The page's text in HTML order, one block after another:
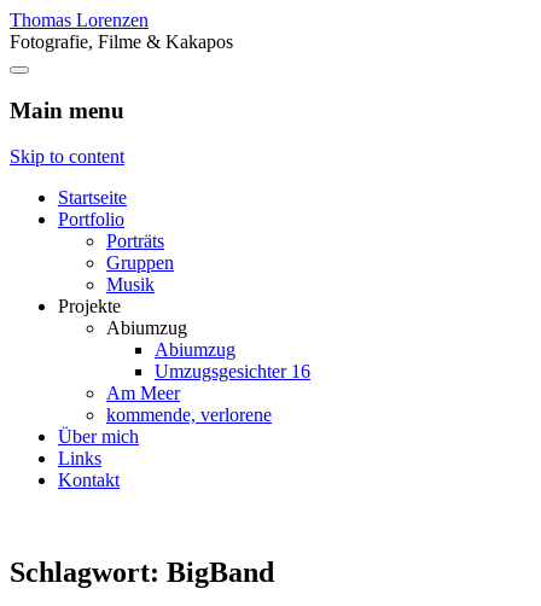
Thomas Lorenzen
Fotografie, Filme & Kakapos
Main menu
Skip to content
Startseite
Portfolio
Porträts
Gruppen
Musik
Projekte
Abiumzug
Abiumzug
Umzugsgesichter 16
Am Meer
kommende, verlorene
Über mich
Links
Kontakt
Schlagwort: BigBand